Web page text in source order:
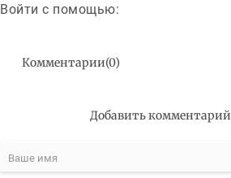
Войти с помощью:
Комментарии(0)
Добавить комментарий